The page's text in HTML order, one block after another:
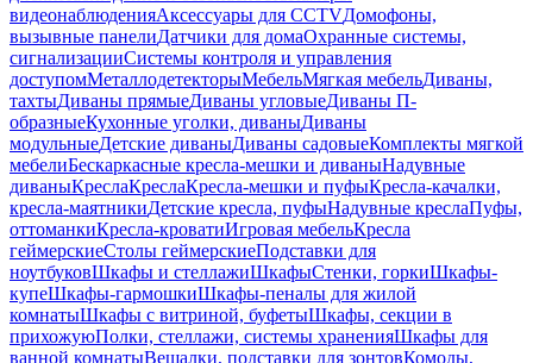
видеонаблюденияАксессуары для CCTVДомофоны,
вызывные панелиДатчики для домаОхранные системы,
сигнализацииСистемы контроля и управления
доступомМеталлодетекторыМебельМягкая мебельДиваны,
тахтыДиваны прямыеДиваны угловыеДиваны П-
образныеКухонные уголки, диваныДиваны
модульныеДетские диваныДиваны садовыеКомплекты мягкой
мебелиБескаркасные кресла-мешки и диваныНадувные
диваныКреслаКреслаКресла-мешки и пуфыКресла-качалки,
кресла-маятникиДетские кресла, пуфыНадувные креслаПуфы,
оттоманкиКресла-кроватиИгровая мебельКресла
геймерскиеСтолы геймерскиеПодставки для
ноутбуковШкафы и стеллажиШкафыСтенки, горкиШкафы-
купеШкафы-гармошкиШкафы-пеналы для жилой
комнатыШкафы с витриной, буфетыШкафы, секции в
прихожуюПолки, стеллажи, системы храненияШкафы для
ванной комнатыВешалки, подставки для зонтовКомоды,